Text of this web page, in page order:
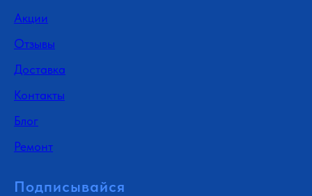
Акции
Отзывы
Доставка
Контакты
Блог
Ремонт
Подписывайся